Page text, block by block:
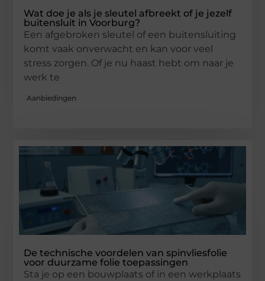
Wat doe je als je sleutel afbreekt of je jezelf
buitensluit in Voorburg?
Een afgebroken sleutel of een buitensluiting
komt vaak onverwacht en kan voor veel
stress zorgen. Of je nu haast hebt om naar je
werk te
Aanbiedingen
De technische voordelen van spinvliesfolie
voor duurzame folie toepassingen
Sta je op een bouwplaats of in een werkplaats